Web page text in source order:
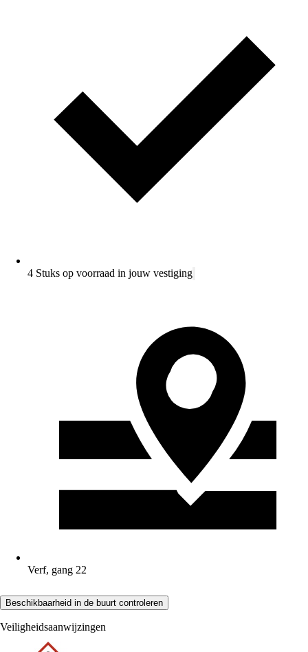
4 Stuks op voorraad in jouw vestiging
Verf, gang 22
Beschikbaarheid in de buurt controleren
Veiligheidsaanwijzingen